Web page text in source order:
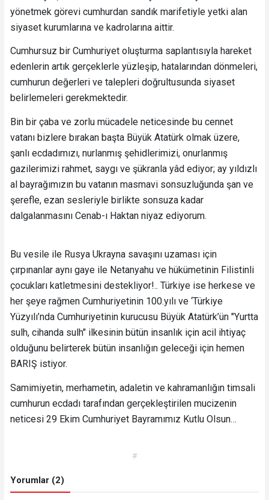
yönetmek görevi cumhurdan sandık marifetiyle yetki alan
siyaset kurumlarına ve kadrolarına aittir.
Cumhursuz bir Cumhuriyet oluşturma saplantısıyla hareket
edenlerin artık gerçeklerle yüzleşip, hatalarından dönmeleri,
cumhurun değerleri ve talepleri doğrultusunda siyaset
belirlemeleri gerekmektedir.
Bin bir çaba ve zorlu mücadele neticesinde bu cennet
vatanı bizlere bırakan başta Büyük Atatürk olmak üzere,
şanlı ecdadımızı, nurlanmış şehidlerimizi, onurlanmış
gazilerimizi rahmet, saygı ve şükranla yâd ediyor; ay yıldızlı
al bayrağımızın bu vatanın masmavi sonsuzluğunda şan ve
şerefle, ezan sesleriyle birlikte sonsuza kadar
dalgalanmasını Cenab-ı Haktan niyaz ediyorum.
Bu vesile ile Rusya Ukrayna savaşını uzaması için
çırpınanlar aynı gaye ile Netanyahu ve hükümetinin Filistinli
çocukları katletmesini destekliyor!.. Türkiye ise herkese ve
her şeye rağmen Cumhuriyetinin 100.yılı ve ‘Türkiye
Yüzyılı’nda Cumhuriyetinin kurucusu Büyük Atatürk’ün "Yurtta
sulh, cihanda sulh" ilkesinin bütün insanlık için acil ihtiyaç
olduğunu belirterek bütün insanlığın geleceği için hemen
BARIŞ istiyor.
Samimiyetin, merhametin, adaletin ve kahramanlığın timsali
cumhurun ecdadı tarafından gerçekleştirilen mucizenin
neticesi 29 Ekim Cumhuriyet Bayramımız Kutlu Olsun…
#
Yorumlar (2)